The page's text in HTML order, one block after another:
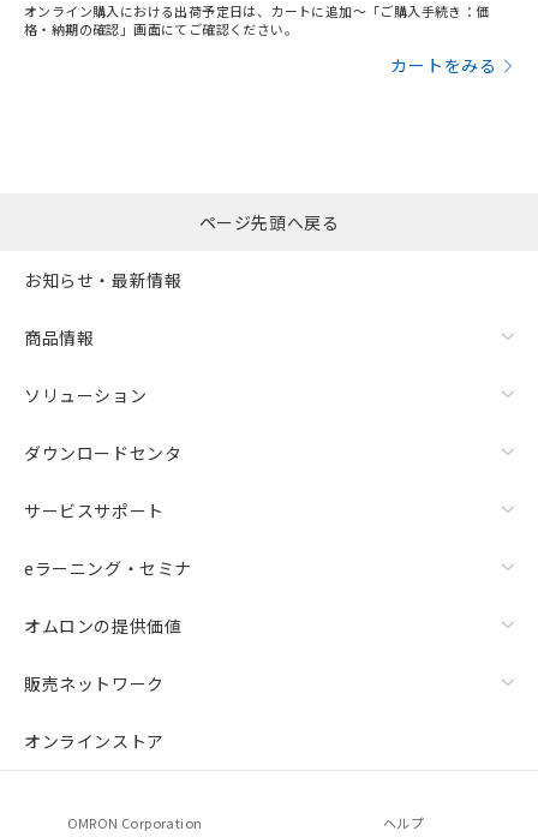
オンライン購入における出荷予定日は、カートに追加～「ご購入手続き：価
格・納期の確認」画面にてご確認ください。
カートをみる
ページ先頭へ戻る
お知らせ・最新情報
商品情報
ソリューション
ダウンロードセンタ
サービスサポート
eラーニング・セミナ
オムロンの提供価値
販売ネットワーク
オンラインストア
OMRON Corporation ヘルプ